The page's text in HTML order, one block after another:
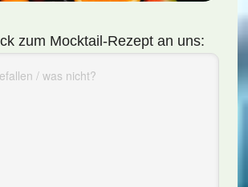
zum Mocktail-Rezept an uns: